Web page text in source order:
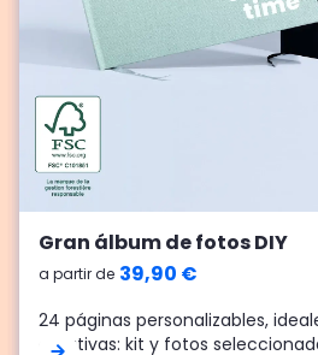
Calendario foto mural (A4)
a partir de 19,90 €
Un calendario fotográfico A4, en
fotos, frases, colores y anotar
Revelados clásicos
a partir de 0,19 €
Dispone de varios formatos de
11,5×15,2 cm hasta ¡el doble!) y
Gran álbum de fotos DIY
a partir de 39,90 €
24 páginas personalizables,
creativas: kit y fotos